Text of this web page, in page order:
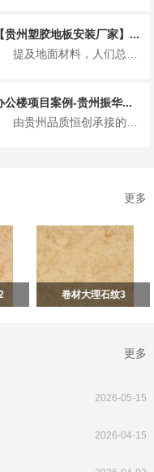
【贵州塑胶地板安装厂家】...
提及地面材料，人们总在实木与瓷砖间徘徊，却忽略了一款早已完成技术迭代、打破固有...
公楼项目案例-贵州振华...
由贵州品质恒创承接的贵州振华风光半导体股份有限公司新办公楼项目地面高级弹性地材...
更多
卷材大理石纹3
更多
2026-05-15
2026-04-15